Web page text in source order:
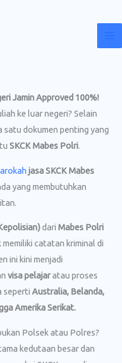
Jamin Approved 100%!
ke luar negeri? Selain
satu dokumen penting yang
SKCK Mabes Polri.
jasa SKCK Mabes
yang membutuhkan
dari Mabes Polri
catatan kriminal di
ini kini menjadi
visa pelajaratau proses
seperti Australia, Belanda,
Amerika Serikat.
Polsek atau Polres?
kedutaan besar dan